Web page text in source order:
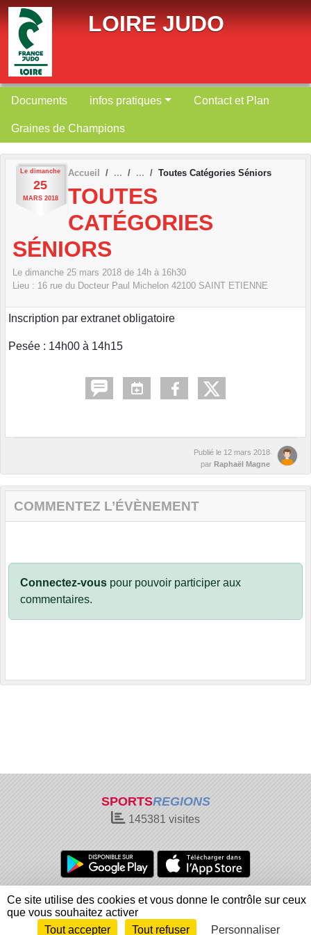
LOIRE JUDO
Documents infos pratiques Contact et Plan
Graines de Champions
Le dimanche
25
MARS 2018
Accueil Toutes Catégories Séniors
TOUTES
CATÉGORIES
SÉNIORS
Le dimanche 25 mars 2018 de 14h à 16h30
Lieu : 16 rue du Docteur Paul Michelon 42100 SAINT ETIENNE
Inscription par extranet obligatoire
Pesée : 14h00 à 14h15
Publié le 12 mars 2018
par Raphaël Magne
COMMENTEZ L’ÉVÈNEMENT
Connectez-vous pour pouvoir participer aux
commentaires.
SPORTSREGIONS
145381 visites
Charte cookies
Gestion des cookies
Informations légales
Signaler un contenu inapproprié
Envie de participer ?
Connexion
Panneau de gestion des cookies
Ce site utilise des cookies et vous donne le contrôle sur ceux
que vous souhaitez activer
Tout accepter
Tout refuser Personnaliser